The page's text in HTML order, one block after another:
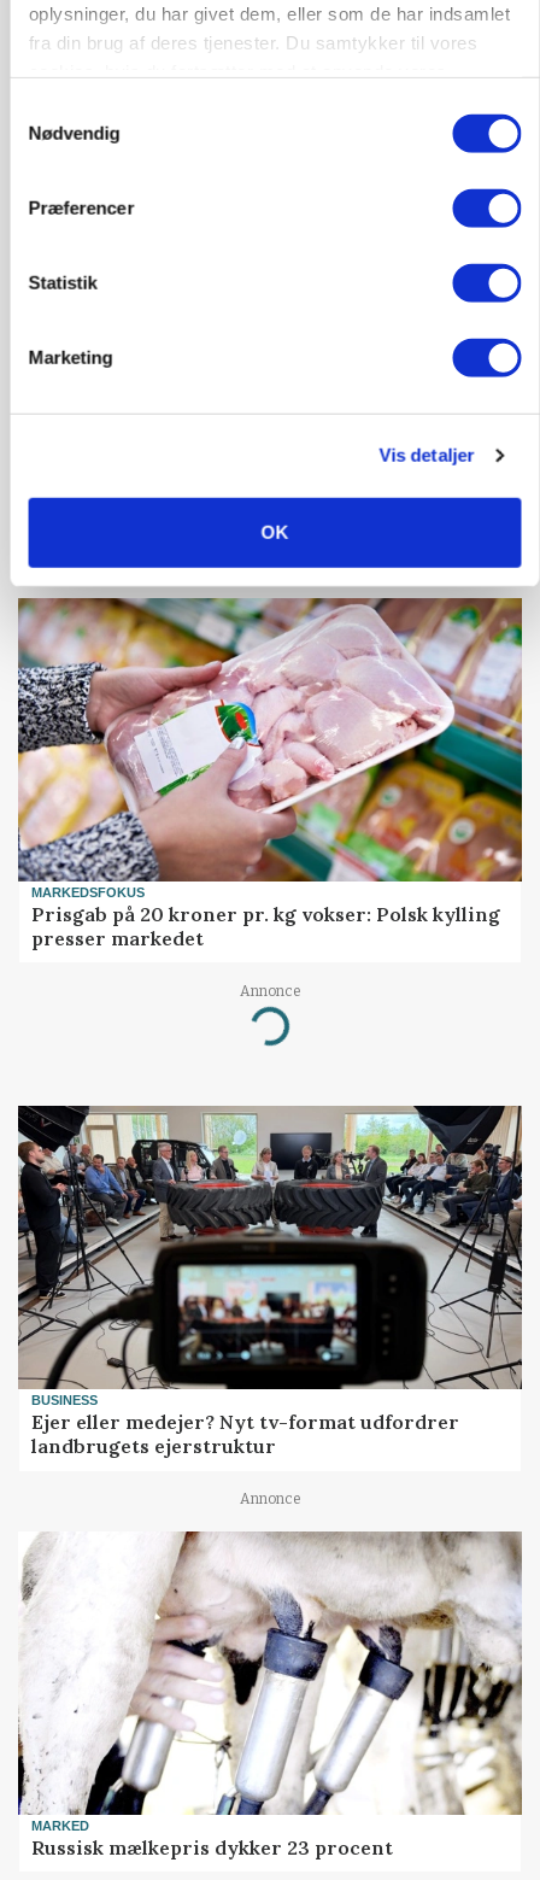
oplysninger, du har givet dem, eller som de har indsamlet
fra din brug af deres tjenester. Du samtykker til vores
Nødvendig
Præferencer
Statistik
Marketing
Vis detaljer
OK
CAP-I-DANMARK
Fjerkræbranchen: - Vi forlanger ens
Kun landbruget selv kan beslutte, om man vil
MARKEDSFOKUS
Prisgab på 20 kroner pr. kg vokser: Polsk kylling
presser markedet
Annonce
Loading...
BUSINESS
Ejer eller medejer? Nyt tv-format udfordrer
landbrugets ejerstruktur
Annonce
MARKED
Russisk mælkepris dykker 23 procent